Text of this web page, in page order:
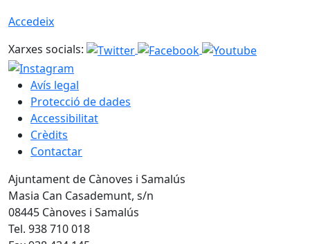
Accedeix
Xarxes socials:
Avís legal
Protecció de dades
Accessibilitat
Crèdits
Contactar
Ajuntament de Cànoves i Samalús
Masia Can Casademunt, s/n
08445 Cànoves i Samalús
Tel. 938 710 018